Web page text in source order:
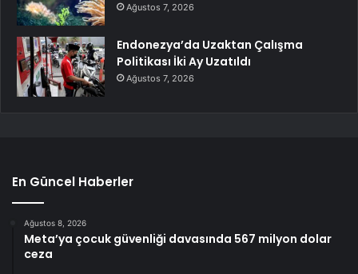
Ağustos 7, 2026
Endonezya’da Uzaktan Çalışma
Politikası İki Ay Uzatıldı
Ağustos 7, 2026
En Güncel Haberler
Ağustos 8, 2026
Meta’ya çocuk güvenliği davasında 567 milyon dolar
ceza